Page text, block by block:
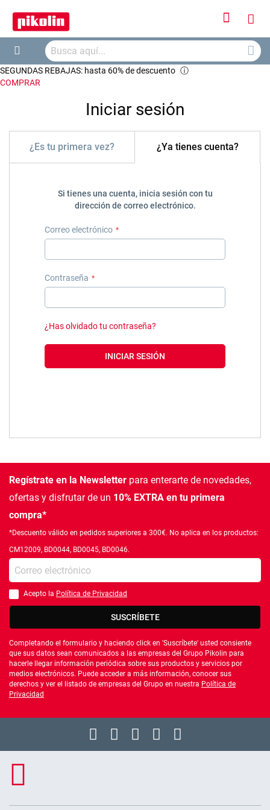
Iniciar
Buscar
SEGUNDAS REBAJAS: hasta 60% de descuento ⓘ
COMPRAR
Iniciar sesión
¿Es tu primera vez? ¿Ya tienes cuenta?
Si tienes una cuenta, inicia sesión con tu
dirección de correo electrónico.
Correo electrónico
Contraseña
¿Has olvidado tu contraseña?
INICIAR SESIÓN
Regístrate en la Newsletter para enterarte de novedades,
ofertas y disfrutar de un 10% EXTRA en tu primera
compra*
*Descuento válido en pedidos superiores a 300€. No aplica en los productos:
CM12009, BD0044, BD0045, BD0046.
Introduce tu e-mail
Debes aceptar la política de privacidad
Acepto la Política de Privacidad
SUSCRÍBETE
Completando el formulario y haciendo click en 'Suscríbete' usted consiente
que sus datos sean comunicados a las empresas del Grupo Pikolin para
hacerle llegar información periódica sobre sus productos y servicios por
medios electrónicos. Puede acceder a más información, conocer sus
derechos y ver el listado de empresas del Grupo en nuestra Política de
Privacidad